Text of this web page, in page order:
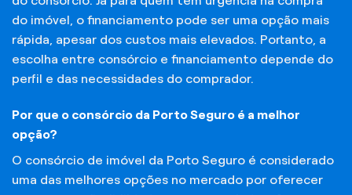
do imóvel, o financiamento pode ser uma opção mais
rápida, apesar dos custos mais elevados. Portanto, a
escolha entre consórcio e financiamento depende do
perfil e das necessidades do comprador.
Por que o consórcio da Porto Seguro é a melhor
opção?
O consórcio de imóvel da Porto Seguro é considerado
uma das melhores opções no mercado por oferecer